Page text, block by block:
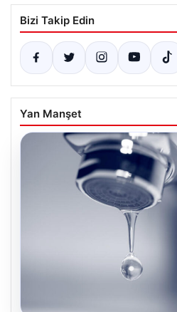
Bizi Takip Edin
Yan Manşet